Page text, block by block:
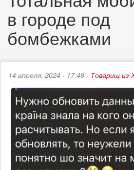
в городе под
бомбежками
14 апреля, 2024 - 17:48 - Товарищ из